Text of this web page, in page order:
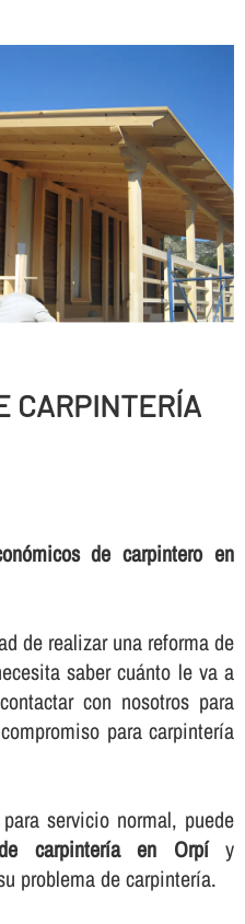
CARPINTERÍ­A
de carpintero en
de realizar una reforma de
saber cuánto le va a
con nosotros para
para carpinterí­a
servicio normal, puede
carpinterí­a en Orpíy
problema de carpinterí­a.